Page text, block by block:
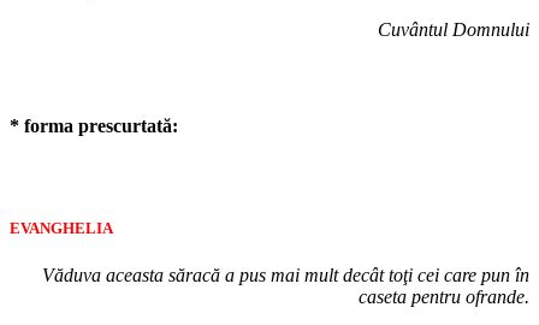
Cuvântul Domnului
* forma prescurtată:
EVANGHELIA
Văduva aceasta săracă a pus mai mult decât toţi cei care pun în
caseta pentru ofrande.